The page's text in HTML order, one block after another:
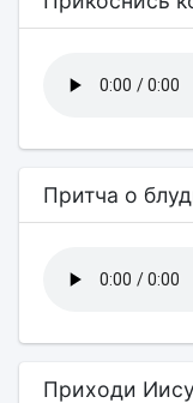
Притча о
Приходи